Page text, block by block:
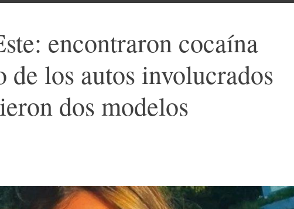
encontraron cocaína
de los autos involucrados
dos modelos